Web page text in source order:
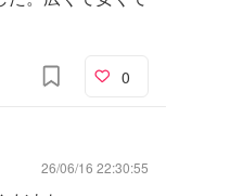
0
26/06/16 22:30:55